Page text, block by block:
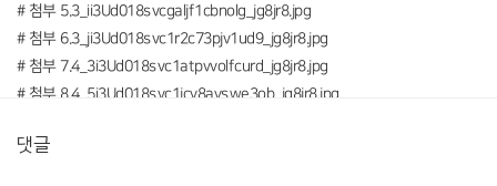
# 첨부 5.3_ii3Ud018svcgaljf1cbnolg_jg8jr8.jpg
# 첨부 6.3_ji3Ud018svc1r2c73pjv1ud9_jg8jr8.jpg
# 첨부 7.4_3i3Ud018svc1atpvvolfcurd_jg8jr8.jpg
# 첨부 8.4_5i3Ud018svc1jcy8ayswe3ob_jg8jr8.jpg
# 첨부 10.i_bi4Ud018svc1brm8rrp7u36o_jg8jr8.jpg
댓글